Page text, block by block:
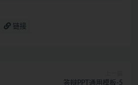
链接
答辩PPT通用模板-5